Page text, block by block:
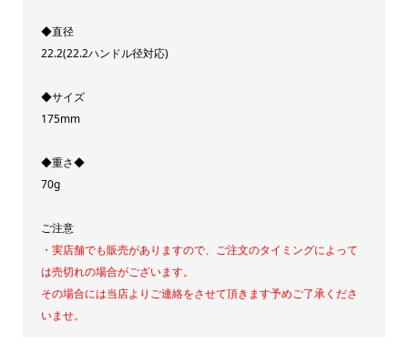
◆直径
22.2(22.2ハンドル径対応)
◆サイズ
175mm
◆重さ◆
70g
ご注意
・実店舗でも販売がありますので、ご注文のタイミングによって
は売切れの場合がございます。
その場合には当店よりご連絡をさせて頂きます予めご了承くださ
いませ。